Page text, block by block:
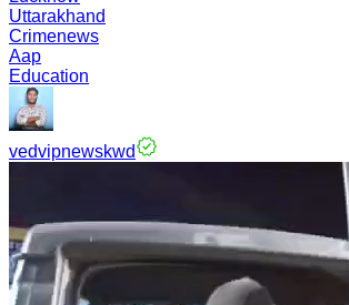
Uttarakhand
Crimenews
Aap
Education
vedvipnewskwd